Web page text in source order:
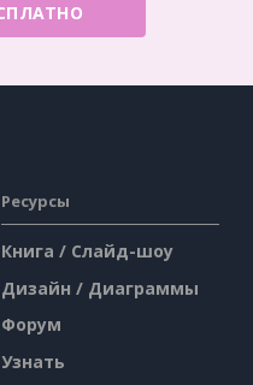
Ресурсы
Книга / Слайд-шоу
Дизайн / Диаграммы
Форум
Узнать